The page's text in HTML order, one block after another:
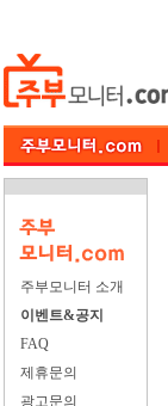
주부모니터 소개
이벤트&공지
FAQ
제휴문의
광고문의